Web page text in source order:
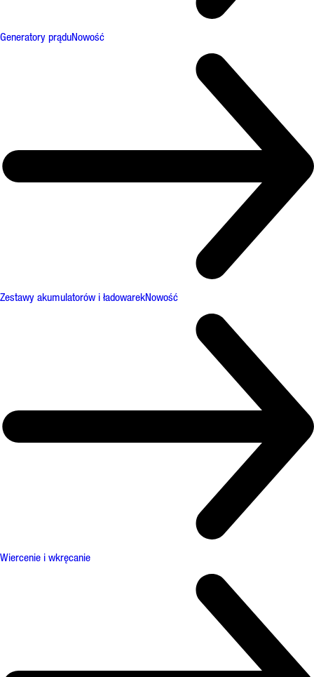
Generatory prąduNowość
Zestawy akumulatorów i ładowarekNowość
Wiercenie i wkręcanie